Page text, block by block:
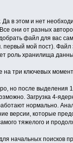
в этом и нет
они от разных
файл для вас
мой пост). Файл
роль хранилища
на три ключевых
но после выделения
Загрузка 4-
нормально.
версии, которые
тяжелого и
начальных поисков